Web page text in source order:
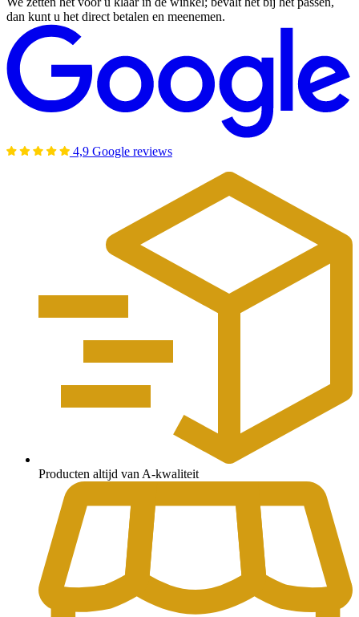
dan kunt u het direct betalen en meenemen.
4,9 Google reviews
Producten altijd van A-kwaliteit